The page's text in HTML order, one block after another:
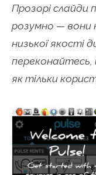
Прозорі слайди
розумно — вони
низької якості
переконайтесь,
як тільки